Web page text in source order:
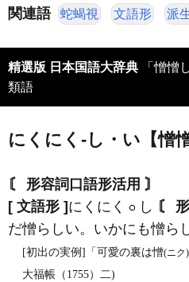
関連語 蛇蝎視 文語形 派
精選版 日本国語大辞典
類語
にくにく‐し・い【憎憎
〘 形容詞口語形活用 〙
[ 文語形 ] にくにく し 〘
だ憎らしい。いかにも憎ら
[初出の実例]「可愛の裏は憎(ニク)
大福帳（1755）二)